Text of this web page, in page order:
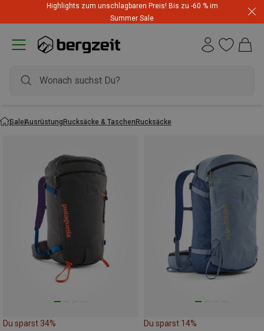
Highlights zum unschlagbaren Preis! Bis zu -60 % im
Summer Sale
SaleAusrüstungRucksäcke & TaschenRucksäcke
Du sparst 34% Du sparst 14%